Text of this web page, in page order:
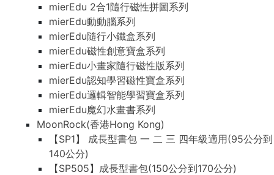
mierEdu 2合1隨行磁性拼圖系列
mierEdu動動腦系列
mierEdu隨行小鐵盒系列
mierEdu磁性創意寶盒系列
mierEdu小畫家隨行磁性版系列
mierEdu認知學習磁性寶盒系列
mierEdu邏輯智能學習寶盒系列
mierEdu魔幻水畫書系列
MoonRock(香港Hong Kong)
【SP1】 成長型書包 一 二 三 四年級適用(95公分到
140公分)
【SP505】成長型書包(150公分到170公分)